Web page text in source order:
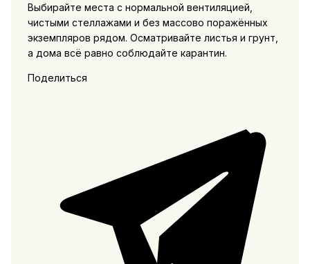
Выбирайте места с нормальной вентиляцией,
чистыми стеллажами и без массово поражённых
экземпляров рядом. Осматривайте листья и грунт,
а дома всё равно соблюдайте карантин.
Поделиться